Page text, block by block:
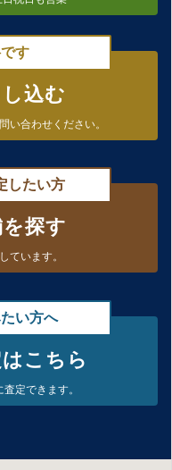
す
込む
い合わせください。
したい方
探す
ています。
い方へ
こちら
定できます。